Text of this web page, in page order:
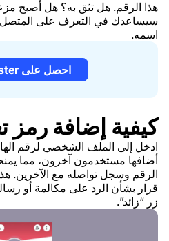
هذا الرقم. هل تثق به؟ هل أصبح
سيساعدك في التعرف على المتصل
اسمه.
احصل على NumBuster
كيفية إضافة رمز
ادخل إلى الملف الشخصي لرقم
أضافها مستخدمون آخرون، مما
الرقم وسجل تواصله مع الآخرين.
قرار بشأن الرد على مكالمة أو
زر “زائد”.